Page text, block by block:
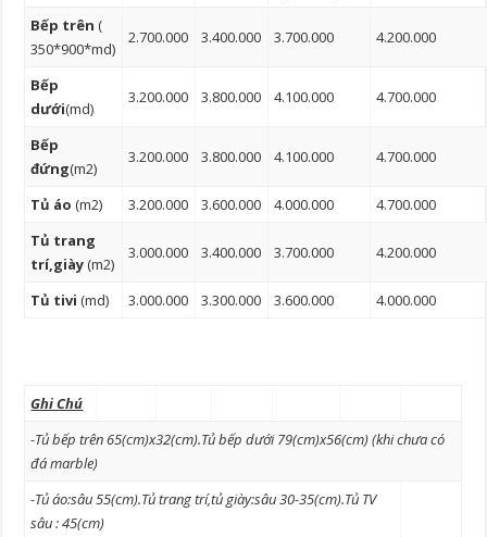
Bếp trên (
350*900*md)
2.700.000 3.400.000 3.700.000 4.200.000
Bếp
dưới(md)
3.200.000 3.800.000 4.100.000 4.700.000
Bếp
đứng(m2)
3.200.000 3.800.000 4.100.000 4.700.000
Tủ áo (m2) 3.200.000 3.600.000 4.000.000
4.700.000
Tủ trang
trí,giày(m2)
3.000.000 3.400.000 3.700.000 4.200.000
Tủ tivi (md) 3.000.000 3.300.000 3.600.000 4.000.000
Ghi Chú
-Tủ bếp trên 65(cm)x32(cm).Tủ bếp dưới 79(cm)x56(cm) (khi chưa có
đá marble)
-Tủ áo:sâu 55(cm).Tủ trang trí,tủ giày:sâu 30-35(cm).Tủ TV
sâu : 45(cm)